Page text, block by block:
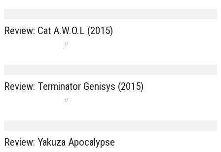
Review: Cat A.W.O.L (2015)
0
Review: Terminator Genisys (2015)
0
Review: Yakuza Apocalypse